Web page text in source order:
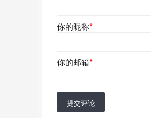
你的昵称*
你的邮箱*
提交评论